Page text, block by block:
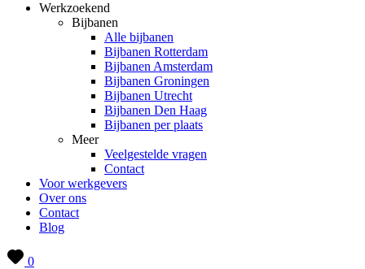
Werkzoekend
Bijbanen
Alle bijbanen
Bijbanen Rotterdam
Bijbanen Amsterdam
Bijbanen Groningen
Bijbanen Utrecht
Bijbanen Den Haag
Bijbanen per plaats
Meer
Veelgestelde vragen
Contact
Voor werkgevers
Over ons
Contact
Blog
0